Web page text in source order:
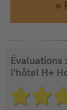
»
Évaluations
l'hôtel H+